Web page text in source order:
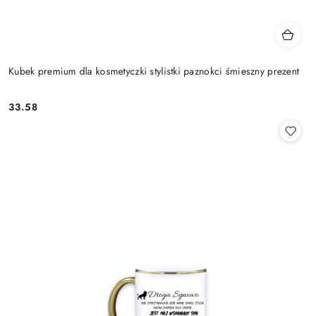
Kubek premium dla kosmetyczki stylistki paznokci śmieszny prezent
Cena:
33.58